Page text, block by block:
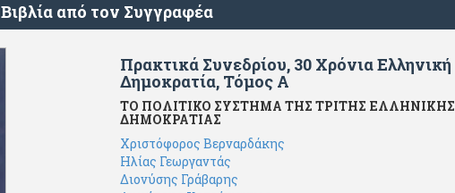
Βιβλία από τον Συγγραφέα
Πρακτικά Συνεδρίου, 30 Χρόνια Ελληνική
Δημοκρατία, Τόμος Α
ΤΟ ΠΟΛΙΤΙΚΟ ΣΥΣΤΗΜΑ ΤΗΣ ΤΡΙΤΗΣ ΕΛΛΗΝΙΚΗΣ
ΔΗΜΟΚΡΑΤΙΑΣ
Χριστόφορος Βερναρδάκης
Ηλίας Γεωργαντάς
Διονύσης Γράβαρης